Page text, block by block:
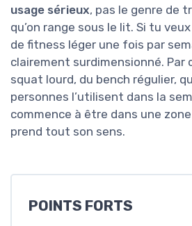
usage sérieux, pas le genre de
qu’on range sous le lit. Si tu
de fitness léger une fois par
clairement surdimensionné. Par
squat lourd, du bench régulier,
personnes l’utilisent dans la
commence à être dans une
prend tout son sens.
POINTS FORTS